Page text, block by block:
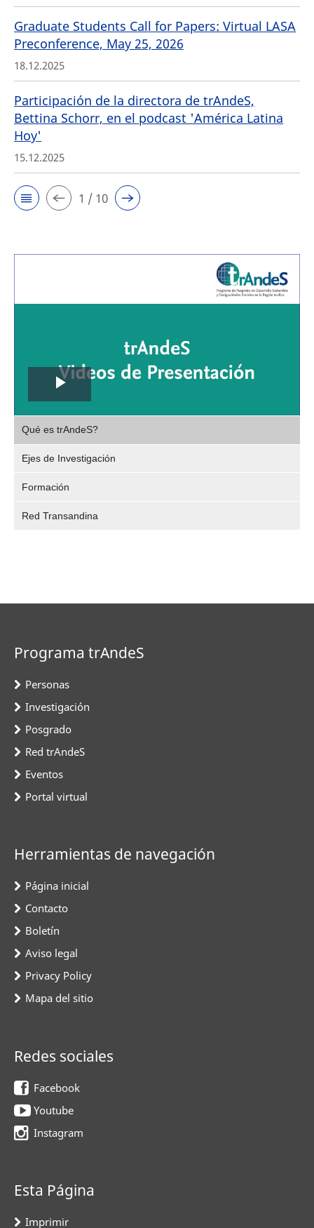
Graduate Students Call for Papers: Virtual LASA
Preconference, May 25, 2026
18.12.2025
Participación de la directora de trAndeS,
Bettina Schorr, en el podcast 'América Latina
Hoy'
15.12.2025
1 / 10
Play
Video
Qué es trAndeS?
Ejes de Investigación
Formación
Red Transandina
Programa trAndeS
Personas
Investigación
Posgrado
Red trAndeS
Eventos
Portal virtual
Herramientas de navegación
Página inicial
Contacto
Boletín
Aviso legal
Privacy Policy
Mapa del sitio
Redes sociales
Facebook
Youtube
Instagram
Esta Página
Imprimir